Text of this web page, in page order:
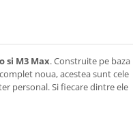
si M3 Max. Construite pe baza
noua, acestea sunt cele
personal. Si fiecare dintre ele